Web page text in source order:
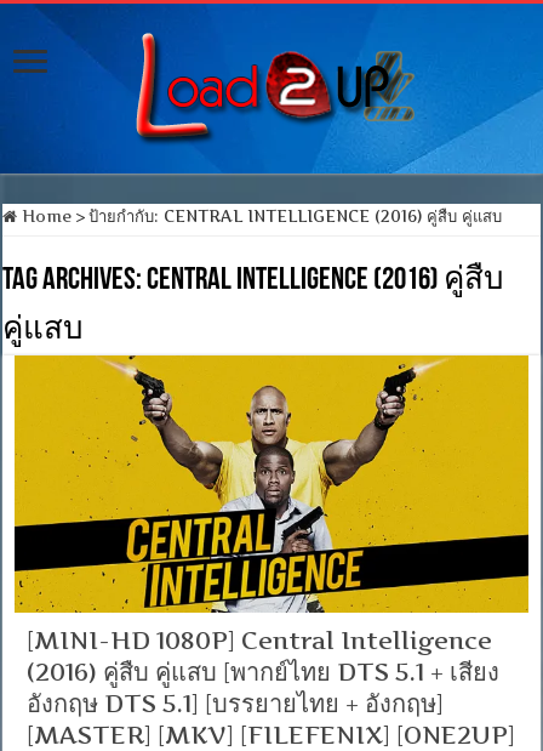
Home > ป้ายกำกับ: CENTRAL INTELLIGENCE (2016) คู่สืบ คู่แสบ
Tag Archives:CENTRAL INTELLIGENCE (2016) คู่สืบ
คู่แสบ
[MINI-HD 1080P] Central Intelligence
(2016) คู่สืบ คู่แสบ [พากย์ไทย DTS 5.1 + เสียง
อังกฤษ DTS 5.1] [บรรยายไทย + อังกฤษ]
[MASTER] [MKV] [FILEFENIX] [ONE2UP]